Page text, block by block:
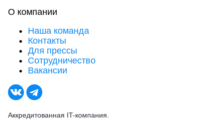
О компании
Наша команда
Контакты
Для прессы
Сотрудничество
Вакансии
Аккредитованная IT-компания.